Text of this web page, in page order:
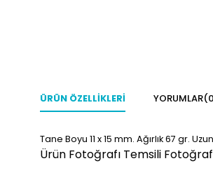
ÜRÜN ÖZELLIKLERI YORUMLAR
Tane Boyu 11 x 15 mm. Ağırlık 67 gr.
Ürün Fotoğrafı Temsili